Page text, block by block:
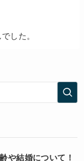
した。
や結婚について！